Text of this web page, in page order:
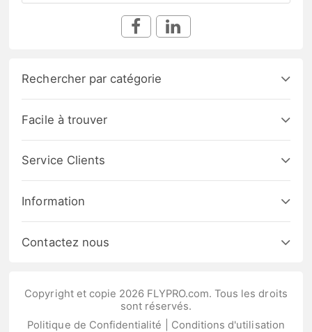
Rechercher par catégorie
Facile à trouver
Service Clients
Information
Contactez nous
Copyright et copie 2026 FLYPRO.com. Tous les droits
sont réservés.
Politique de Confidentialité
Conditions d'utilisation